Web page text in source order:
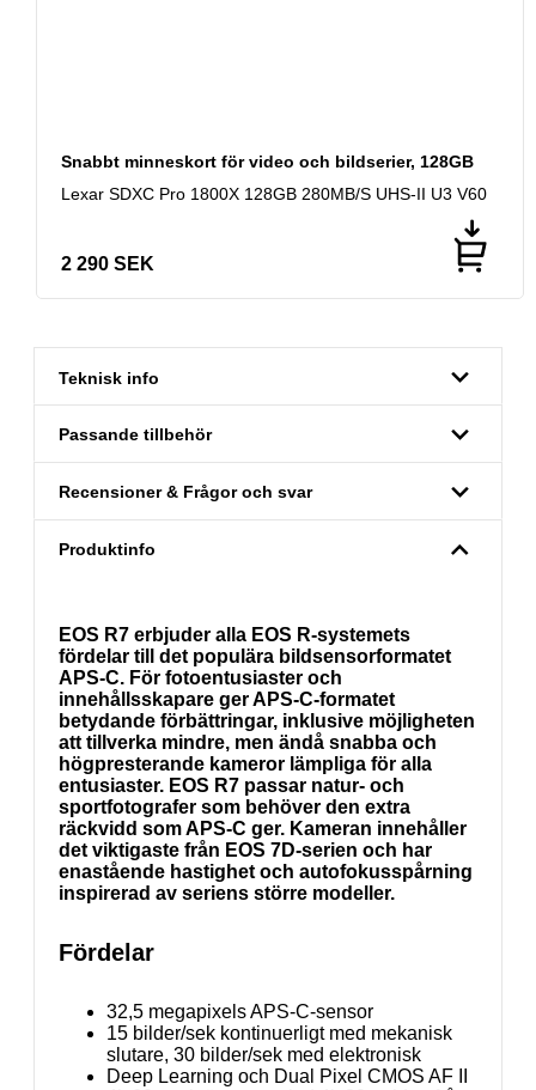
Snabbt minneskort för video och bildserier, 128GB
Lexar SDXC Pro 1800X 128GB 280MB/S UHS-II U3 V60
2 290 SEK
Teknisk info
Passande tillbehör
Recensioner & Frågor och svar
Produktinfo
EOS R7 erbjuder alla EOS R-systemets
fördelar till det populära bildsensorformatet
APS-C. För fotoentusiaster och
innehållsskapare ger APS-C-formatet
betydande förbättringar, inklusive möjligheten
att tillverka mindre, men ändå snabba och
högpresterande kameror lämpliga för alla
entusiaster. EOS R7 passar natur- och
sportfotografer som behöver den extra
räckvidd som APS-C ger. Kameran innehåller
det viktigaste från EOS 7D-serien och har
enastående hastighet och autofokusspårning
inspirerad av seriens större modeller.
Fördelar
32,5 megapixels APS-C-sensor
15 bilder/sek kontinuerligt med mekanisk
slutare, 30 bilder/sek med elektronisk
Deep Learning och Dual Pixel CMOS AF II